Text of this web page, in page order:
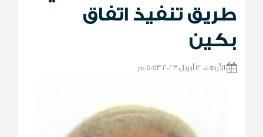
طريق تنفيذ اتفاق
بكين
الأربعاء 12 أبريل 2023 5:53 م